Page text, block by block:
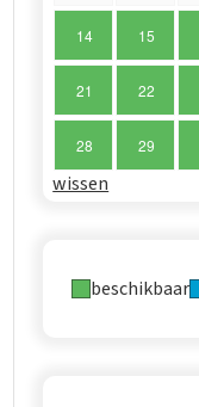
14 15
21 22
28 29
wissen
beschikbaar